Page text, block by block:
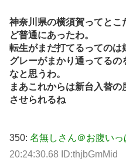
神奈川県の横須賀ってと
ど普通にあったわ。
転生がまだ打てるっての
グレーがまかり通ってる
なと思うわ。
まあこれからは新台入替の
させられるね
350: 名無しさん＠お腹いっ
20:24:30.68 ID:thjbGmMid